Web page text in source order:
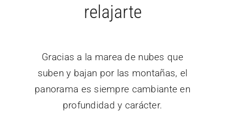
relajarte
Gracias a la marea de nubes que
suben y bajan por las montañas, el
panorama es siempre cambiante en
profundidad y carácter.